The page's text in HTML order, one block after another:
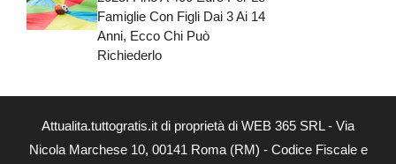
Famiglie Con Figli Dai 3 Ai 14
Anni, Ecco Chi Può
Richiederlo
Attualita.tuttogratis.it di proprietà di WEB 365 SRL - Via
Nicola Marchese 10, 00141 Roma (RM) - Codice Fiscale e